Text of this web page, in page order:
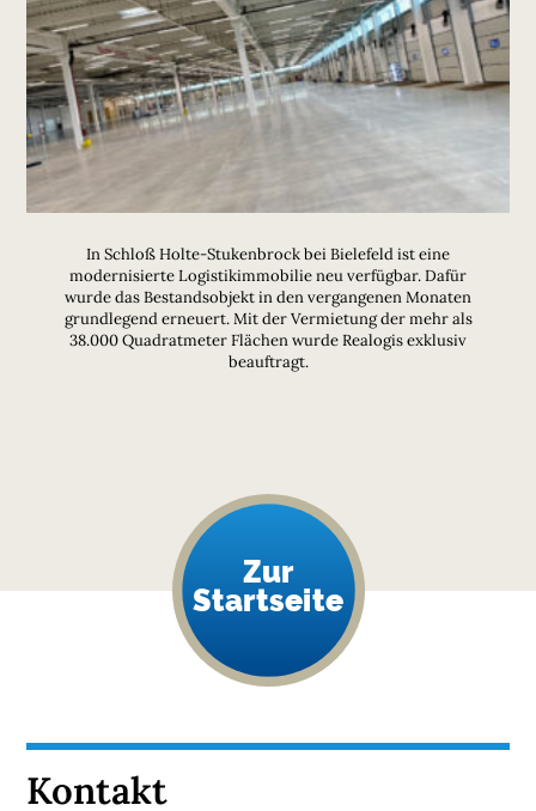
In Schloß Holte-Stukenbrock bei Bielefeld ist eine
modernisierte Logistikimmobilie neu verfügbar. Dafür
wurde das Bestandsobjekt in den vergangenen Monaten
grundlegend erneuert. Mit der Vermietung der mehr als
38.000 Quadratmeter Flächen wurde Realogis exklusiv
beauftragt.
Zur
Startseite
Kontakt